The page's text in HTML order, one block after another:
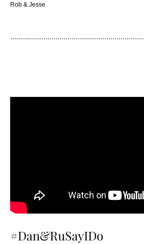
Rob & Jesse
#Dan&RuSayIDo